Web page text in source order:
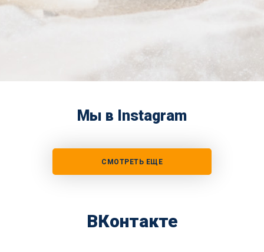
Мы в Instagram
СМОТРЕТЬ ЕЩЕ
ВКонтакте